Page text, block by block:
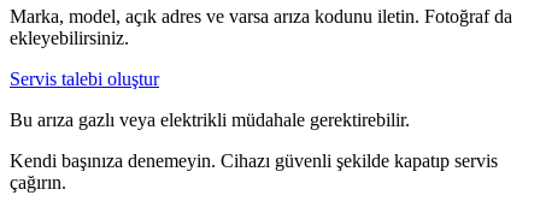
Marka, model, açık adres ve varsa arıza kodunu iletin. Fotoğraf da
ekleyebilirsiniz.
Servis talebi oluştur
Bu arıza gazlı veya elektrikli müdahale gerektirebilir.
Kendi başınıza denemeyin. Cihazı güvenli şekilde kapatıp servis
çağırın.